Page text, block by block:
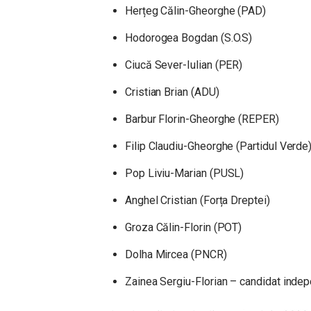
Herțeg Călin-Gheorghe (PAD)
Hodorogea Bogdan (S.O.S)
Ciucă Sever-Iulian (PER)
Cristian Brian (ADU)
Barbur Florin-Gheorghe (REPER)
Filip Claudiu-Gheorghe (Partidul Verde)
Pop Liviu-Marian (PUSL)
Anghel Cristian (Forța Dreptei)
Groza Călin-Florin (POT)
Dolha Mircea (PNCR)
Zainea Sergiu-Florian – candidat